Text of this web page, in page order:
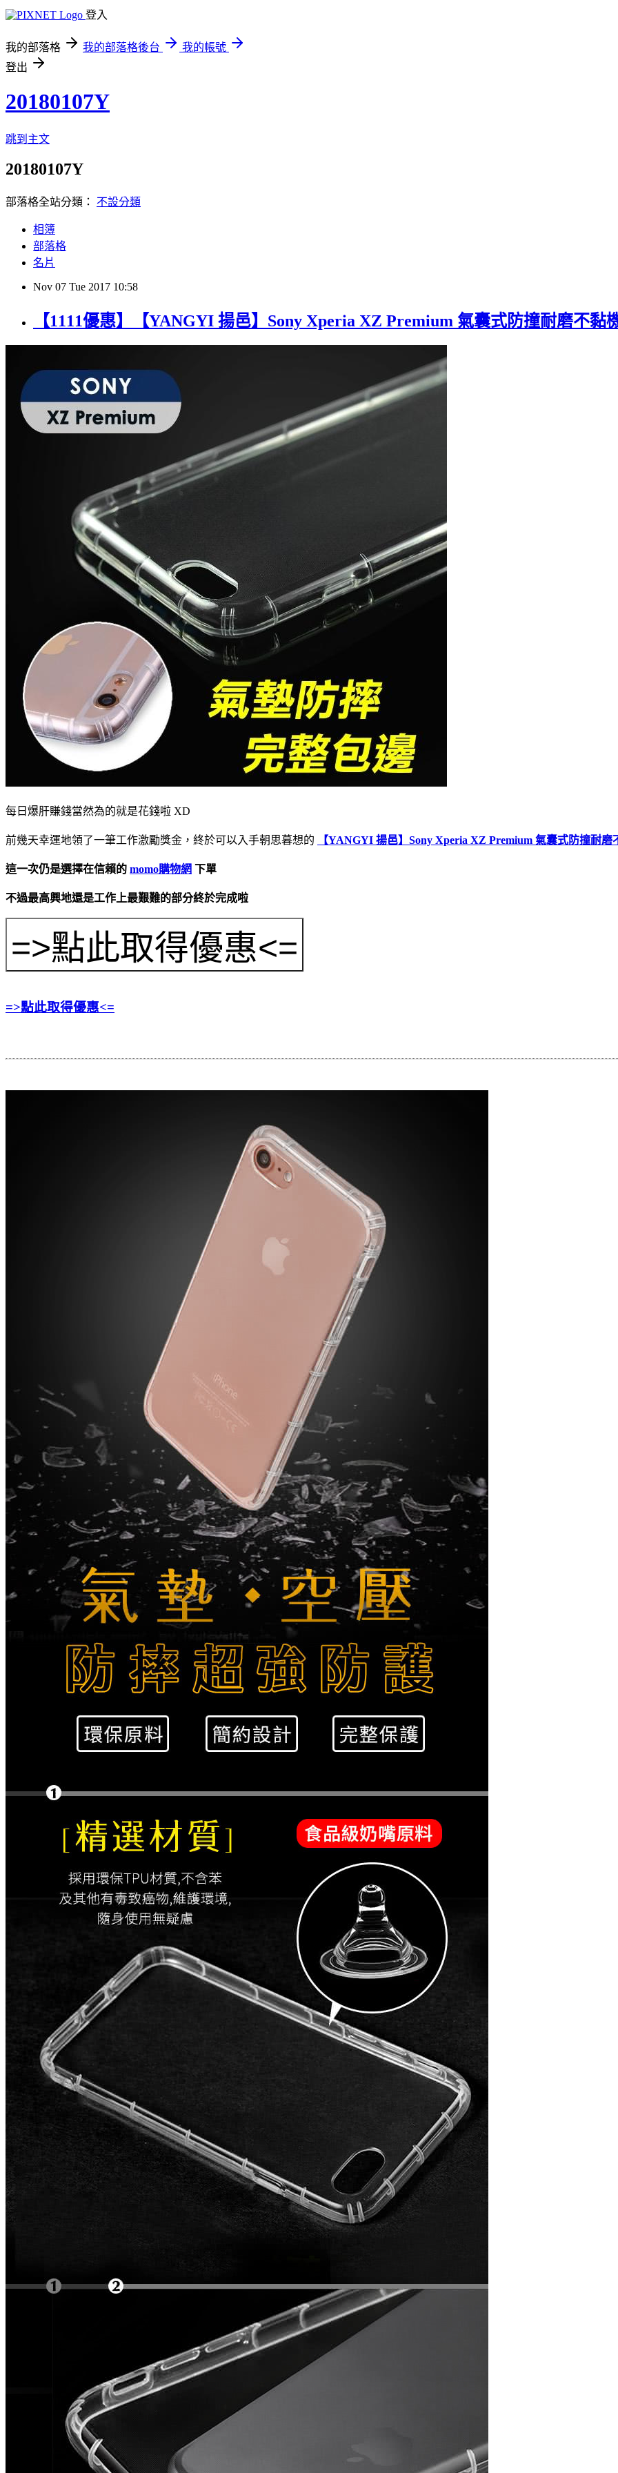
登入
我的部落格 我的部落格後台
我的帳號
登出
20180107Y
跳到主文
20180107Y
部落格全站分類： 不設分類
相簿
部落格
名片
Nov 07 Tue 2017 10:58
【1111優惠】【YANGYI 揚邑】Sony Xperia XZ Premium 氣囊式防撞耐磨不黏
每日爆肝賺錢當然為的就是花錢啦 XD
前幾天幸運地領了一筆工作激勵獎金，終於可以入手朝思暮想的 【YANGYI 揚邑】Sony Xperia XZ Premium 氣囊式防撞耐磨
這一次仍是選擇在信賴的 momo購物網 下單
不過最高興地還是工作上最艱難的部分終於完成啦
=>點此取得優惠<=